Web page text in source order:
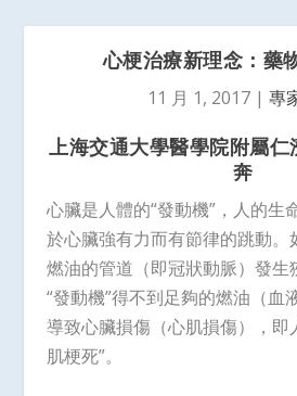
心梗治療新理念：藥
11 月 1, 2017 | 專
上海交通大學醫學院附屬
奔
心臟是人體的“發動機”，人的生
於心臟強有力而有節律的跳動。
燃油的管道（即冠狀動脈）發生
“發動機”得不到足夠的燃油（血
導致心臟損傷（心肌損傷），即
肌梗死”。